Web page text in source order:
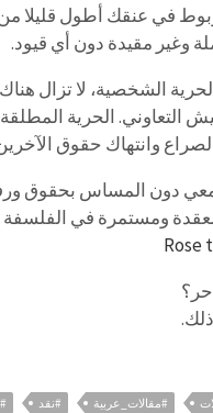
في عنقك أطول قليلا
وغير مقيدة دون أي قيود.
الشخصية، لا تزال
التعاوني. الحرية
وانتهاك حقوق
دون المساس بحقوق
ومستمرة في
Rose
حر؟
#مقالات_عربية #نقد